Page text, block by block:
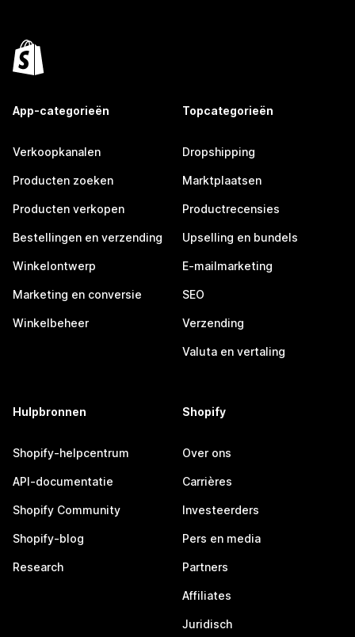
App-categorieën
Verkoopkanalen
Producten zoeken
Producten verkopen
Bestellingen en verzending
Winkelontwerp
Marketing en conversie
Winkelbeheer
Topcategorieën
Dropshipping
Marktplaatsen
Productrecensies
Upselling en bundels
E-mailmarketing
SEO
Verzending
Valuta en vertaling
Hulpbronnen
Shopify-helpcentrum
API-documentatie
Shopify Community
Shopify-blog
Research
Shopify
Over ons
Carrières
Investeerders
Pers en media
Partners
Affiliates
Juridisch